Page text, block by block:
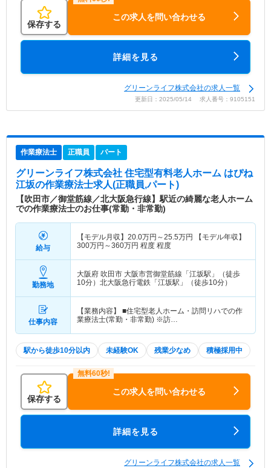
保存する
この求人を問い合わせる
詳細を見る
グリーンライフ株式会社の求人一覧
更新日：2025/05/14 求人番号：9105151
作業療法士 正職員 パート
グリーンライフ株式会社 住宅型有料老人ホーム はぴね
江坂の作業療法士求人(正職員,パート)
【吹田市／御堂筋線／北大阪急行線】駅近の綺麗な老人ホーム
での作業療法士のお仕事(常勤・非常勤)
給与
【モデル月収】 20.0万円～25.5万円
【モデル年収】
300万円～360万円 程度 程度
勤務地
大阪府 吹田市 大阪市営御堂筋線「江坂駅」（徒歩
10分）北大阪急行電鉄「江坂駅」（徒歩10分）
仕事内容
【業務内容】 ■住宅型老人ホーム・訪問リハでの作
業療法士(常勤・非常勤) ※訪…
駅から徒歩10分以内 未経験OK 残業少なめ 積極採用中
保存する
この求人を問い合わせる
詳細を見る
グリーンライフ株式会社の求人一覧